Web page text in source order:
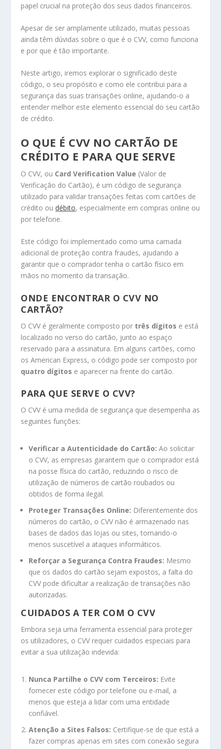
papel crucial na proteção dos seus dados financeiros.
Apesar de ser amplamente utilizado, muitas pessoas
ainda têm dúvidas sobre o que é o CVV, como funciona
e por que é tão importante.
Neste artigo, iremos explorar o significado deste
código, o seu propósito e como ele contribui para a
segurança das suas transações online, ajudando-o a
entender melhor este elemento essencial do seu cartão
de crédito.
O QUE É CVV NO CARTÃO DE
CRÉDITO E PARA QUE SERVE
O CVV, ou Card Verification Value (Valor de
Verificação do Cartão), é um código de segurança
utilizado para validar transações feitas com cartões de
crédito ou débito, especialmente em compras online ou
por telefone.
Este código foi implementado como uma camada
adicional de proteção contra fraudes, ajudando a
garantir que o comprador tenha o cartão físico em
mãos no momento da transação.
ONDE ENCONTRAR O CVV NO
CARTÃO?
O CVV é geralmente composto por três dígitos e está
localizado no verso do cartão, junto ao espaço
reservado para a assinatura. Em alguns cartões, como
os American Express, o código pode ser composto por
quatro dígitos e aparecer na frente do cartão.
PARA QUE SERVE O CVV?
O CVV é uma medida de segurança que desempenha as
seguintes funções:
Verificar a Autenticidade do Cartão: Ao solicitar
o CVV, as empresas garantem que o comprador está
na posse física do cartão, reduzindo o risco de
utilização de números de cartão roubados ou
obtidos de forma ilegal.
Proteger Transações Online: Diferentemente dos
números do cartão, o CVV não é armazenado nas
bases de dados das lojas ou sites, tornando-o
menos suscetível a ataques informáticos.
Reforçar a Segurança Contra Fraudes: Mesmo
que os dados do cartão sejam expostos, a falta do
CVV pode dificultar a realização de transações não
autorizadas.
CUIDADOS A TER COM O CVV
Embora seja uma ferramenta essencial para proteger
os utilizadores, o CVV requer cuidados especiais para
evitar a sua utilização indevida:
Nunca Partilhe o CVV com Terceiros: Evite
fornecer este código por telefone ou e-mail, a
menos que esteja a lidar com uma entidade
confiável.
Atenção a Sites Falsos: Certifique-se de que está a
fazer compras apenas em sites com conexão segura